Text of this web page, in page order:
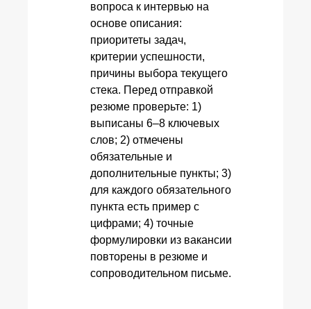
вопроса к интервью на
основе описания:
приоритеты задач,
критерии успешности,
причины выбора текущего
стека. Перед отправкой
резюме проверьте: 1)
выписаны 6–8 ключевых
слов; 2) отмечены
обязательные и
дополнительные пункты; 3)
для каждого обязательного
пункта есть пример с
цифрами; 4) точные
формулировки из вакансии
повторены в резюме и
сопроводительном письме.